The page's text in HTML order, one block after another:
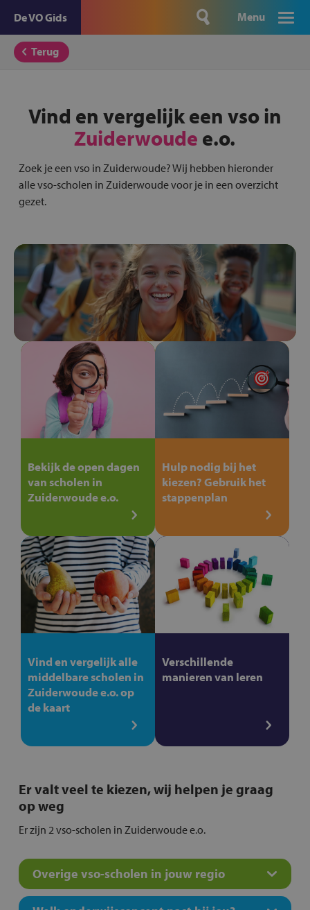
De VO Gids Menu
Terug
Vind en vergelijk een vso in
Zuiderwoude e.o.
Zoek je een vso in Zuiderwoude? Wij hebben hieronder
alle vso-scholen in Zuiderwoude voor je in een overzicht
gezet.
Bekijk de open dagen
van scholen in
Zuiderwoude e.o.
Hulp nodig bij het
kiezen? Gebruik het
stappenplan
Vind en vergelijk alle
middelbare scholen in
Zuiderwoude e.o. op
de kaart
Verschillende
manieren van leren
Er valt veel te kiezen, wij helpen je graag
op weg
Er zijn 2 vso-scholen in Zuiderwoude e.o.
Overige vso-scholen in jouw regio